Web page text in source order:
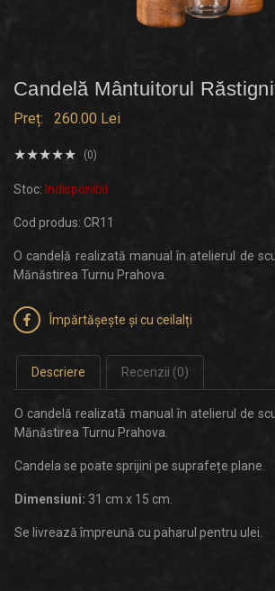
Candelă Mântuitorul
Preț: 260.00 Lei
(0)
Stoc: Indisponibil
Cod produs: CR11
O candelă realizată manual în atelierul de
Mănăstirea Turnu Prahova.
Împărtășește și cu ceilalți
Descriere Recenzii (0)
O candelă realizată manual în atelierul de
Mănăstirea Turnu Prahova.
Candela se poate sprijini pe suprafețe plane.
Dimensiuni: 31 cm x 15 cm.
Se livrează împreună cu paharul pentru ulei.